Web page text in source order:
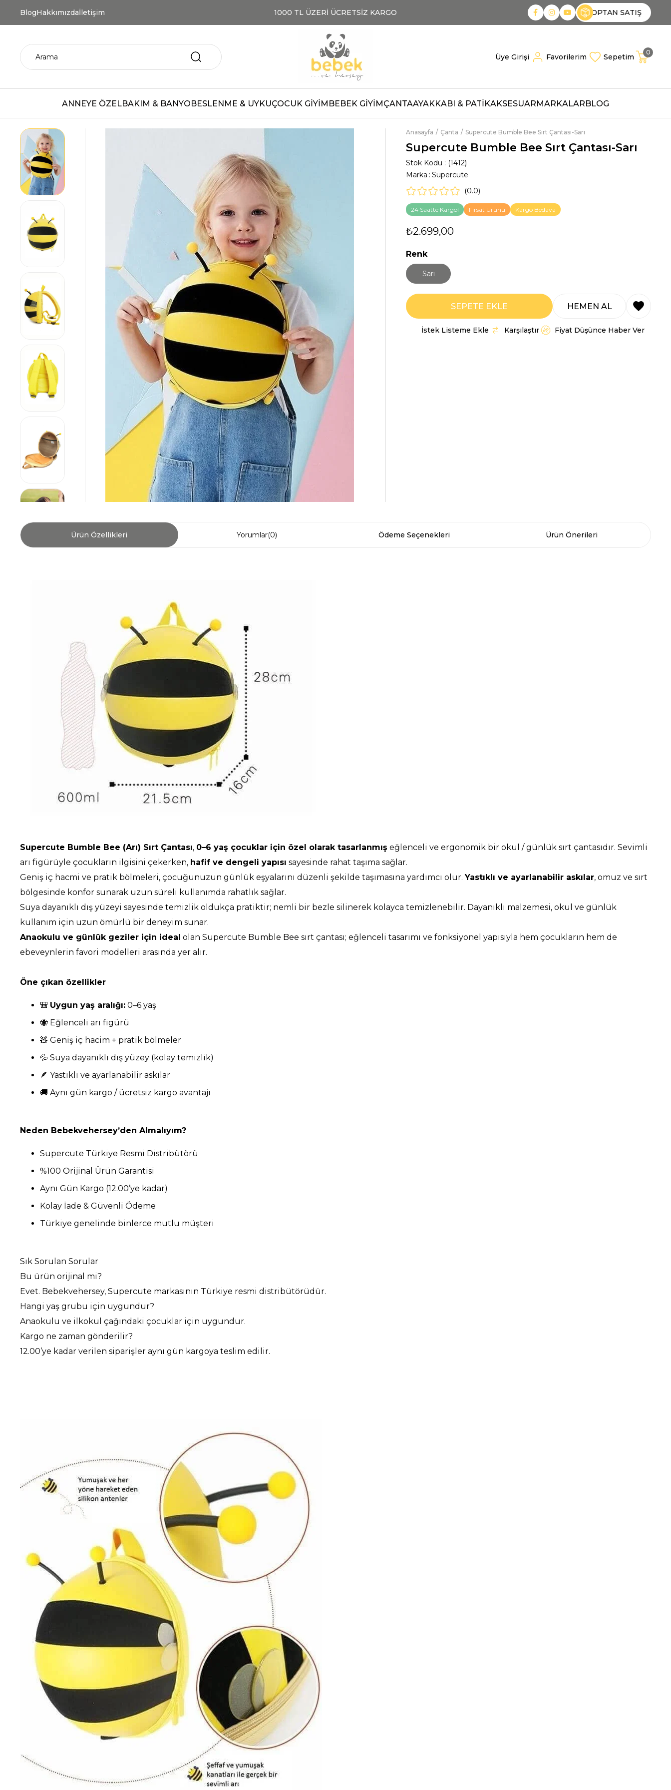
BlogHakkımızdaİletişim 1000 TL ÜZERİ ÜCRETSİZ KARGOTOPTAN SATIŞ TOPTAN SATIŞ TOPTAN SATIŞ
Üye Girişi Favorilerim Sepetim
0
ANNEYE ÖZELBAKIM & BANYOBESLENME & UYKUÇOCUK GİYİM BEBEK GİYİMÇANTAAYAKKABI & PATİKAKSESUARMARKALARBLOG
Anasayfa Çanta Supercute Bumble Bee Sırt Çantası-Sarı
Supercute Bumble Bee Sırt Çantası-Sarı
Stok Kodu
(1412)
Marka : Supercute
0.0
24 Saatte Kargo! Fırsat Ürünü Kargo Bedava
₺2.699,00
Renk
Sarı
İstek Listeme Ekle Karşılaştır Fiyat Düşünce Haber Ver
Ürün Özellikleri Yorumlar(0) Ödeme Seçenekleri Ürün Önerileri
Supercute Bumble Bee (Arı) Sırt Çantası, 0–6 yaş çocuklar için özel olarak tasarlanmış eğlenceli ve ergonomik bir okul / günlük sırt çantasıdır. Sevimli
arı figürüyle çocukların ilgisini çekerken, hafif ve dengeli yapısı sayesinde rahat taşıma sağlar.
Geniş iç hacmi ve pratik bölmeleri, çocuğunuzun günlük eşyalarını düzenli şekilde taşımasına yardımcı olur.Yastıklı ve ayarlanabilir askılar, omuz ve sırt
bölgesinde konfor sunarak uzun süreli kullanımda rahatlık sağlar.
Suya dayanıklı dış yüzeyi sayesinde temizlik oldukça pratiktir; nemli bir bezle silinerek kolayca temizlenebilir. Dayanıklı malzemesi, okul ve günlük
kullanım için uzun ömürlü bir deneyim sunar.
Anaokulu ve günlük geziler için ideal olan Supercute Bumble Bee sırt çantası; eğlenceli tasarımı ve fonksiyonel yapısıyla hem çocukların hem de
ebeveynlerin favori modelleri arasında yer alır.
Öne çıkan özellikler
🎒 Uygun yaş aralığı: 0–6 yaş
🐝 Eğlenceli arı figürü
🧸 Geniş iç hacim + pratik bölmeler
💦 Suya dayanıklı dış yüzey (kolay temizlik)
🪶 Yastıklı ve ayarlanabilir askılar
🚚 Aynı gün kargo / ücretsiz kargo avantajı
Neden Bebekvehersey’den Almalıyım?
Supercute Türkiye Resmi Distribütörü
%100 Orijinal Ürün Garantisi
Aynı Gün Kargo (12.00’ye kadar)
Kolay İade & Güvenli Ödeme
Türkiye genelinde binlerce mutlu müşteri
Sık Sorulan Sorular
Bu ürün orijinal mi?
Evet. Bebekvehersey, Supercute markasının Türkiye resmi distribütörüdür.
Hangi yaş grubu için uygundur?
Anaokulu ve ilkokul çağındaki çocuklar için uygundur.
Kargo ne zaman gönderilir?
12.00’ye kadar verilen siparişler aynı gün kargoya teslim edilir.